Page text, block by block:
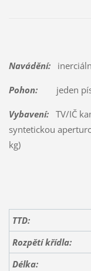
Navádění:
Pohon:jeden
Vybavení:TV/IČ
syntetickou
kg)
TTD:
Rozpětí křídla:
Délka: